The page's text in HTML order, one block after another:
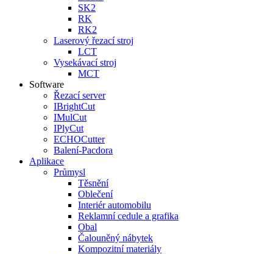
SK2
RK
RK2
Laserový řezací stroj
LCT
Vysekávací stroj
MCT
Software
Řezací server
IBrightCut
IMulCut
IPlyCut
ECHOCutter
Balení-Pacdora
Aplikace
Průmysl
Těsnění
Oblečení
Interiér automobilu
Reklamní cedule a grafika
Obal
Čalouněný nábytek
Kompozitní materiály